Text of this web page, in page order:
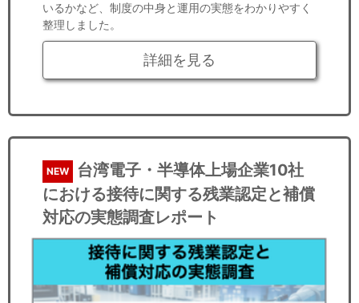
いるかなど、制度の中身と運用の実態をわかりやすく
整理しました。
詳細を見る
NEW
台湾電子・半導体上場企業10社
における接待に関する残業認定と補償
対応の実態調査レポート